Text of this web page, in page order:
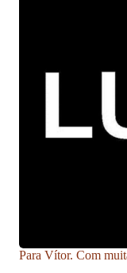
Para Vítor. Com